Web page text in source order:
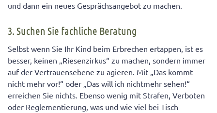
und dann ein neues Gesprächsangebot zu machen.
3. Suchen Sie fachliche Beratung
Selbst wenn Sie Ihr Kind beim Erbrechen ertappen, ist es
besser, keinen „Riesenzirkus“ zu machen, sondern immer
auf der Vertrauensebene zu agieren. Mit „Das kommt
nicht mehr vor!“ oder „Das will ich nichtmehr sehen!“
erreichen Sie nichts. Ebenso wenig mit Strafen, Verboten
oder Reglementierung, was und wie viel bei Tisch